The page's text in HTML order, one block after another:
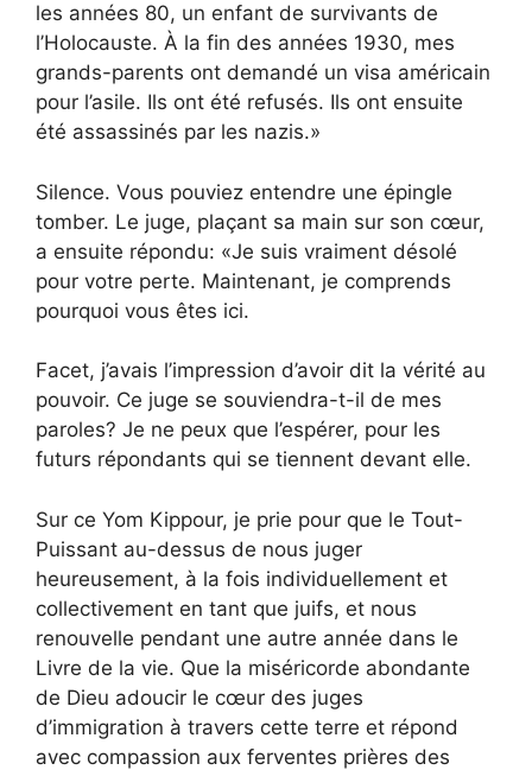
les années 80, un enfant de survivants de
l’Holocauste. À la fin des années 1930, mes
grands-parents ont demandé un visa américain
pour l’asile. Ils ont été refusés. Ils ont ensuite
été assassinés par les nazis.»
Silence. Vous pouviez entendre une épingle
tomber. Le juge, plaçant sa main sur son cœur,
a ensuite répondu: «Je suis vraiment désolé
pour votre perte. Maintenant, je comprends
pourquoi vous êtes ici.
Facet, j’avais l’impression d’avoir dit la vérité au
pouvoir. Ce juge se souviendra-t-il de mes
paroles? Je ne peux que l’espérer, pour les
futurs répondants qui se tiennent devant elle.
Sur ce Yom Kippour, je prie pour que le Tout-
Puissant au-dessus de nous juger
heureusement, à la fois individuellement et
collectivement en tant que juifs, et nous
renouvelle pendant une autre année dans le
Livre de la vie. Que la miséricorde abondante
de Dieu adoucir le cœur des juges
d’immigration à travers cette terre et répond
avec compassion aux ferventes prières des